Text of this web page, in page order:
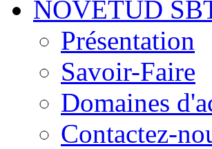
NOVETUD
Présentation
Savoir-Faire
Domaines
Contactez-